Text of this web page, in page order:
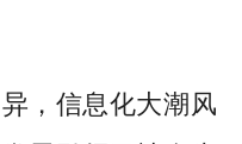
，信息化大潮风